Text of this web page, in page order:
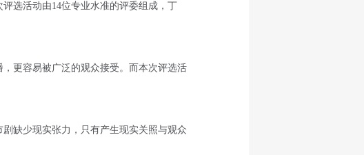
选活动由14位专业水准的评委组成，丁
更容易被广泛的观众接受。而本次评选活
缺少现实张力，只有产生现实关照与观众